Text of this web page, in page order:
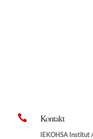
 Kontakt
IEKOHSA Institut